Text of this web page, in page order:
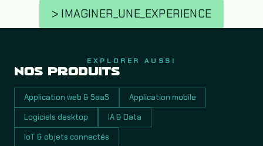
> IMAGINER_UNE_EXPERIENCE
EXPLORER AUSSI
NOS PRODUITS
Application web & SaaS
Application mobile
Logiciels desktop
IA & Data
IoT & objets connectés